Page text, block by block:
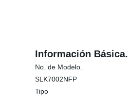
Información Básica.
No. de Modelo.
SLK7002NFP
Tipo